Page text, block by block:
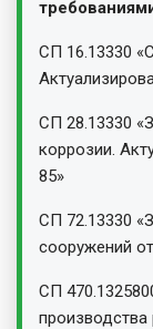
СП 16.13330
СП 28.13330
коррозии.
85»
СП 72.13330
сооружений
СП
производства